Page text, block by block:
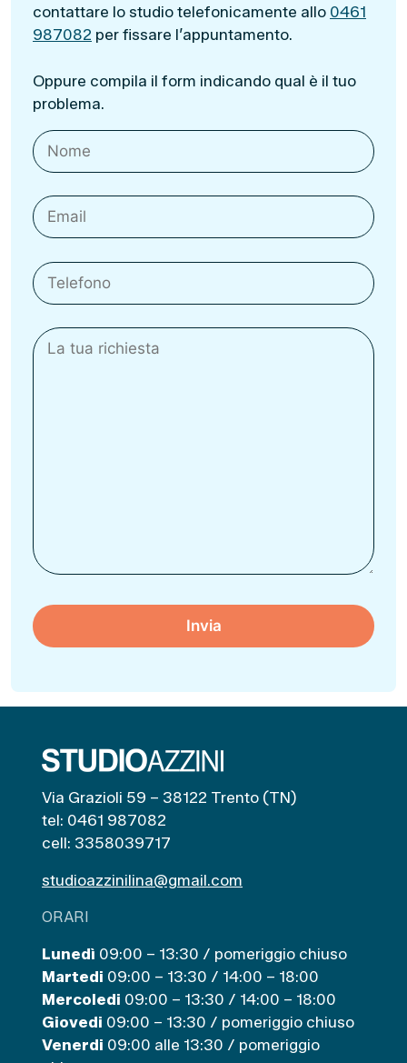
contattare lo studio telefonicamente allo 0461
987082 per fissare l’appuntamento.
Oppure compila il form indicando qual è il tuo
problema.
Via Grazioli 59 – 38122 Trento (TN)
tel: 0461 987082
cell: 3358039717
studioazzinilina@gmail.com
ORARI
Lunedì 09:00 – 13:30 / pomeriggio chiuso
Martedi 09:00 – 13:30 / 14:00 – 18:00
Mercoledi 09:00 – 13:30 / 14:00 – 18:00
Giovedi 09:00 – 13:30 / pomeriggio chiuso
Venerdi 09:00 alle 13:30 / pomeriggio